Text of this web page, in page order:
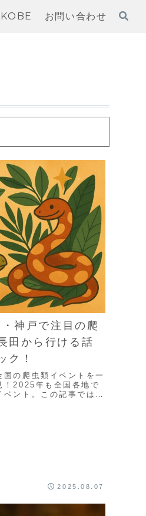
お問い合わせ
神戸で注目の爬
田から行ける話
ク！
の爬虫類イベントを一
！2025年も全国各地で
ント。この記事では、
2025.08.07